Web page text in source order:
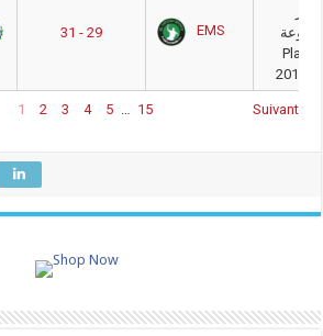
31 - 29 EMS
Play-
2015/
1 2 3 4 5 … 15 Suivant